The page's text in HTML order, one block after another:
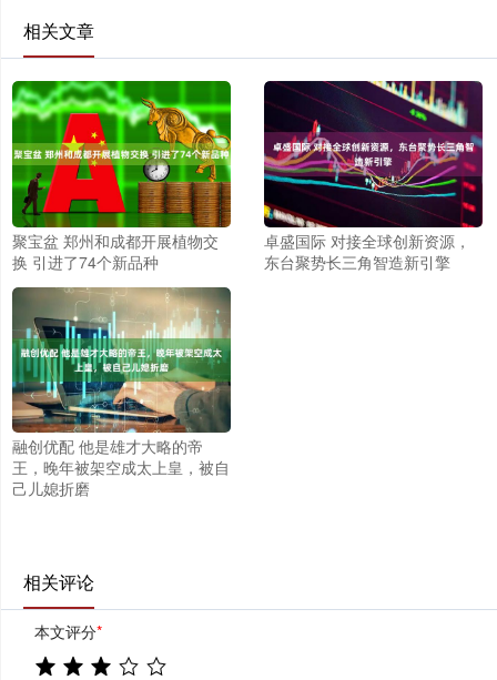
相关文章
聚宝盆 郑州和成都开展植物交
换 引进了74个新品种
卓盛国际 对接全球创新资源，
东台聚势长三角智造新引擎
融创优配 他是雄才大略的帝
王，晚年被架空成太上皇，被自
己儿媳折磨
相关评论
本文评分*